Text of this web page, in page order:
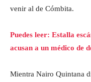
venir al de Cómbita.
Puedes leer: Estalla
acusan a un médico de
Mientra Nairo Quintana